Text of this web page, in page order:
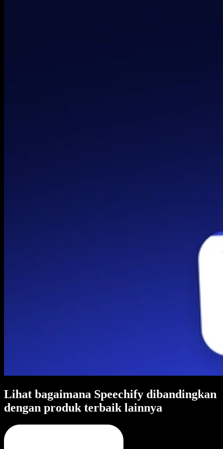
Lihat bagaimana Speechify dibandingkan
dengan produk terbaik lainnya